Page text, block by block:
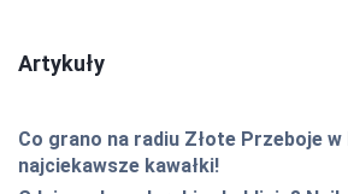
Artykuły
Co grano na radiu Złote Przeboje
najciekawsze kawałki!